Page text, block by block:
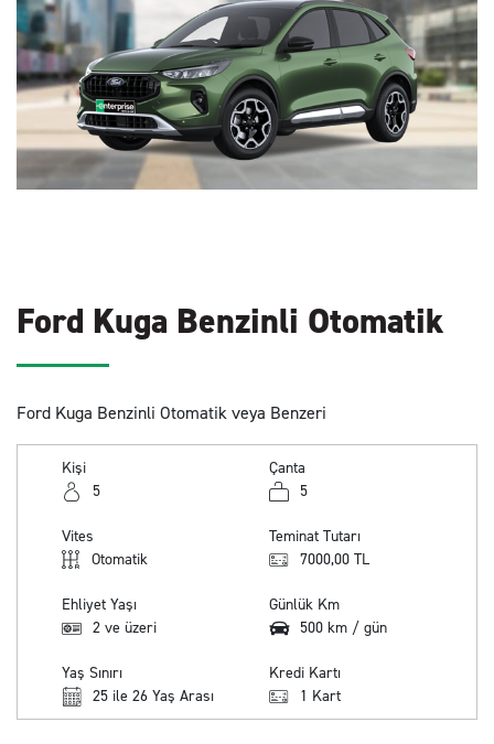
Ford Kuga Benzinli Otomatik
Ford Kuga Benzinli Otomatik veya Benzeri
Kişi
5
Çanta
5
Vites
Otomatik
Teminat Tutarı
7000,00 TL
Ehliyet Yaşı
2 ve üzeri
Günlük Km
500 km / gün
Yaş Sınırı
25 ile 26 Yaş Arası
Kredi Kartı
1 Kart